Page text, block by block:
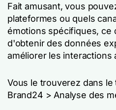
Fait amusant, vous
plateformes ou quels
émotions spécifiques, ce
d'obtenir des données
améliorer les interactions
Vous le trouverez dans le
Brand24 > Analyse des